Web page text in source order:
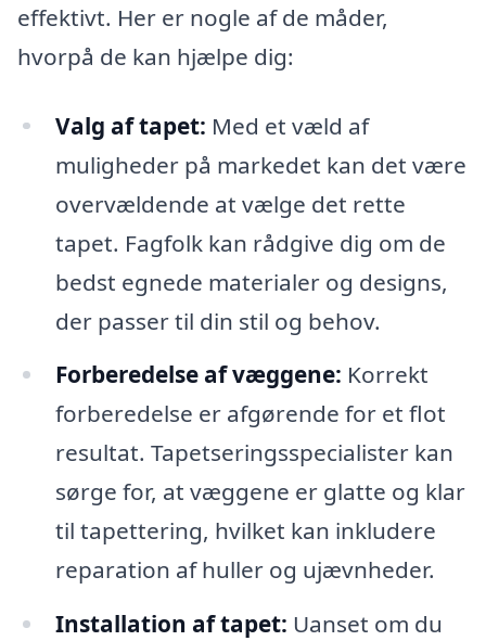
effektivt. Her er nogle af de måder,
hvorpå de kan hjælpe dig:
Valg af tapet: Med et væld af
muligheder på markedet kan det være
overvældende at vælge det rette
tapet. Fagfolk kan rådgive dig om de
bedst egnede materialer og designs,
der passer til din stil og behov.
Forberedelse af væggene: Korrekt
forberedelse er afgørende for et flot
resultat. Tapetseringsspecialister kan
sørge for, at væggene er glatte og klar
til tapettering, hvilket kan inkludere
reparation af huller og ujævnheder.
Installation af tapet: Uanset om du